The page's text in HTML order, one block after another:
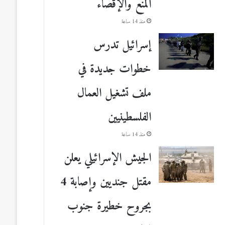
المنع والإقصاء
منذ 14 ساعة
إسرائيل تدرس
خطوات جديدة في
ملف تشغيل العمال
الفلسطينيين
منذ 14 ساعة
الجيش الإسرائيلي يعلن
مقتل جنديين وإصابة 4
بجروح خطيرة جنوب